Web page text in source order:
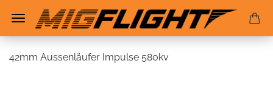
42mm Aussenläufer Impulse 580kv